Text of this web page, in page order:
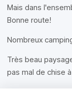
Mais dans
Bonne route!
Nombreux
Très beau
pas mal de chise